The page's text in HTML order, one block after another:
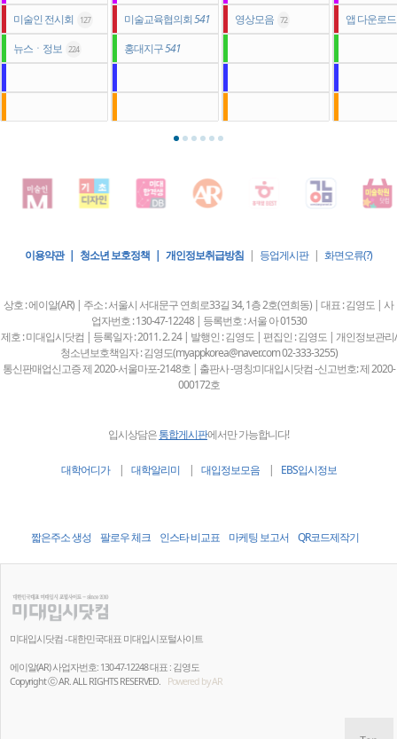
미술인 전시회 127
뉴스ㆍ정보 224
미술교육협의회541
홍대지구541
영상모음 72
앱 다운로드
이용약관 | 청소년 보호정책 | 개인정보취급방침 | 등업게시판| 화면오류(?)
상호 : 에이알(AR) | 주소 : 서울시 서대문구 연희로33길 34, 1층 2호(연희동) | 대표 : 김영도 | 사
업자번호 : 130-47-12248 | 등록번호 : 서울 아 01530
제호 : 미대입시닷컴 | 등록일자 : 2011. 2. 24 | 발행인 : 김영도 | 편집인 : 김영도 | 개인정보관리/
청소년보호책임자 : 김영도(myappkorea@naver.com 02-333-3255)
통신판매업신고증 제 2020-서울마포-2148호 | 출판사 -명칭:미대입시닷컴 -신고번호: 제 2020-
000172호
입시상담은통합게시판에서만 가능합니다!
대학어디가| 대학알리미| 대입정보모음| EBS입시정보
짧은주소 생성 팔로우 체크 인스타 비교표 마케팅 보고서 QR코드제작기
미대입시닷컴 - 대한민국대표 미대입시포털사이트
에이알(AR) 사업자번호: 130-47-12248 대표 : 김영도
Copyright ⓒ AR. ALL RIGHTS RESERVED. Powered by AR